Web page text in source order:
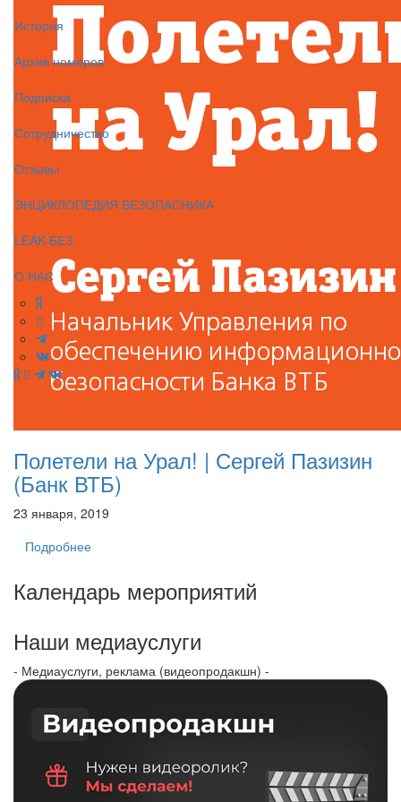
История
Архив номеров
Подписка
Сотрудничество
Отзывы
ЭНЦИКЛОПЕДИЯ БЕЗОПАСНИКА
LEAK-БЕЗ
О НАС
Полетели на Урал! | Сергей Пазизин
(Банк ВТБ)
23 января, 2019
Подробнее
Календарь мероприятий
Наши медиауслуги
- Медиауслуги, реклама (видеопродакшн) -